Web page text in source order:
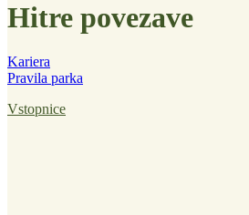
Hitre povezave
Kariera
Pravila parka
Vstopnice